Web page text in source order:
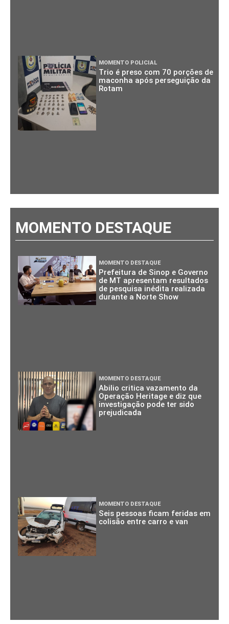
MOMENTO POLICIAL
Trio é preso com 70 porções de
maconha após perseguição da
Rotam
MOMENTO DESTAQUE
MOMENTO DESTAQUE
Prefeitura de Sinop e Governo
de MT apresentam resultados
de pesquisa inédita realizada
durante a Norte Show
MOMENTO DESTAQUE
Abilio critica vazamento da
Operação Heritage e diz que
investigação pode ter sido
prejudicada
MOMENTO DESTAQUE
Seis pessoas ficam feridas em
colisão entre carro e van